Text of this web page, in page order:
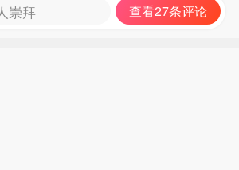
崇拜 查看27条评论